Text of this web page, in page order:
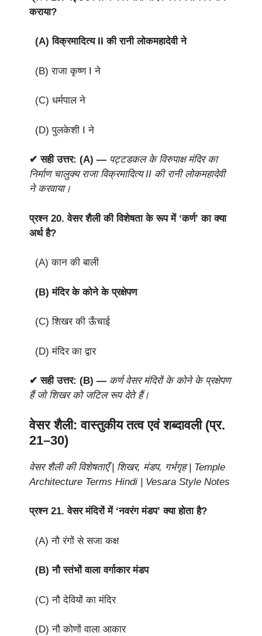
कराया?
(A) विक्रमादित्य II की रानी लोकमहादेवी ने
(B) राजा कृष्ण I ने
(C) धर्मपाल ने
(D) पुलकेशी I ने
✔ सही उत्तर: (A) — पट्टडकल के विरुपाक्ष मंदिर का
निर्माण चालुक्य राजा विक्रमादित्य II की रानी लोकमहादेवी
ने करवाया।
प्रश्न 20.वेसर शैली की विशेषता के रूप में ‘कर्ण’ का क्या
अर्थ है?
(A) कान की बाली
(B) मंदिर के कोने के प्रक्षेपण
(C) शिखर की ऊँचाई
(D) मंदिर का द्वार
✔ सही उत्तर: (B) — कर्ण वेसर मंदिरों के कोने के प्रक्षेपण
हैं जो शिखर को जटिल रूप देते हैं।
वेसर शैली: वास्तुकीय तत्व एवं शब्दावली (प्र.
21–30)
वेसर शैली की विशेषताएँ | शिखर, मंडप, गर्भगृह | Temple
Architecture Terms Hindi | Vesara Style Notes
प्रश्न 21.वेसर मंदिरों में ‘नवरंग मंडप’ क्या होता है?
(A) नौ रंगों से सजा कक्ष
(B) नौ स्तंभों वाला वर्गाकार मंडप
(C) नौ देवियों का मंदिर
(D) नौ कोणों वाला आकार